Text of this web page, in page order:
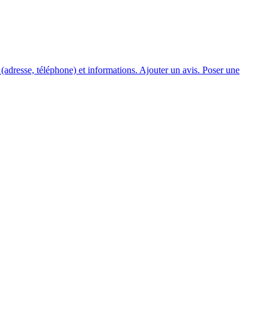
téléphone) et informations. Ajouter un avis. Poser une